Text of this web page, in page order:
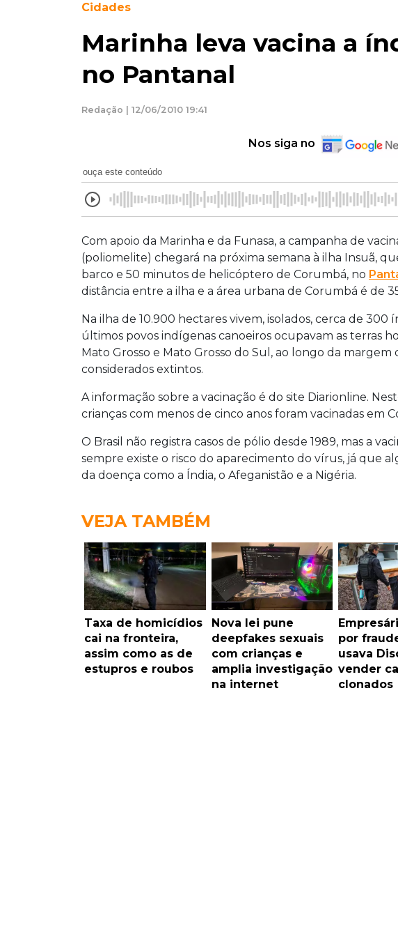
Cidades
Marinha leva vacina a
no Pantanal
Redação | 12/06/2010 19:41
Nos siga no
ouça este conteúdo
Com apoio da Marinha e da Funasa, a campanha de
(poliomelite) chegará na próxima semana à ilha Insuã,
barco e 50 minutos de helicóptero de Corumbá, no
distância entre a ilha e a área urbana de Corumbá é de
Na ilha de 10.900 hectares vivem, isolados, cerca de 300
últimos povos indígenas canoeiros ocupavam as terras
Mato Grosso e Mato Grosso do Sul, ao longo da margem
considerados extintos.
A informação sobre a vacinação é do site Diarionline.
crianças com menos de cinco anos foram vacinadas em
O Brasil não registra casos de pólio desde 1989, mas a
sempre existe o risco do aparecimento do vírus, já que
da doença como a Índia, o Afeganistão e a Nigéria.
VEJA TAMBÉM
Taxa de homicídios
cai na fronteira,
assim como as de
estupros e roubos
Nova lei pune
deepfakes sexuais
com crianças e
amplia investigação
na internet
por
usava
vender
clonados